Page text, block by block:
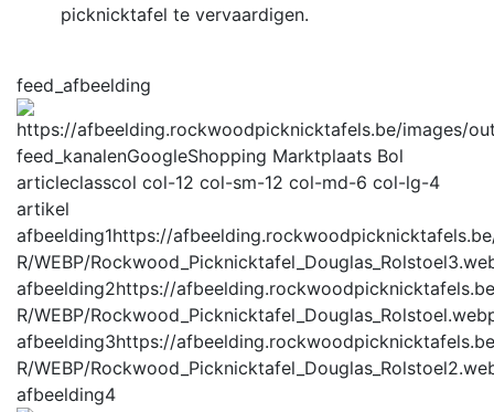
picknicktafel te vervaardigen.
feed_afbeelding
feed_kanalenGoogleShopping Marktplaats Bol
articleclasscol col-12 col-sm-12 col-md-6 col-lg-4
artikel
afbeelding1https://
R/WEBP/
afbeelding2https://
R/WEBP/
afbeelding3https://
R/WEBP/
afbeelding4